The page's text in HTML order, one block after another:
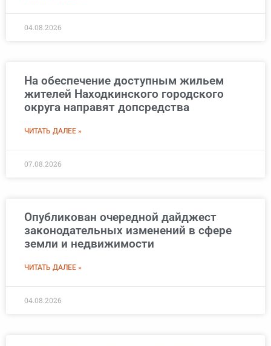
04.08.2026
На обеспечение доступным жильем
жителей Находкинского городского
округа направят допсредства
ЧИТАТЬ ДАЛЕЕ »
07.08.2026
Опубликован очередной дайджест
законодательных изменений в сфере
земли и недвижимости
ЧИТАТЬ ДАЛЕЕ »
04.08.2026